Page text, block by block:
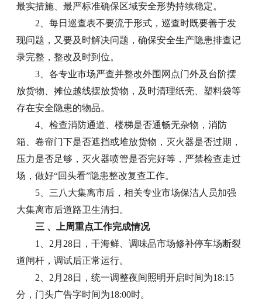
最实措施、最严标准确保区域安全形势持续稳定。
2、每日巡查表不要流于形式，巡查时既要善于发
现问题，又要及时解决问题，确保安全生产隐患排查记
录完整，整改及时到位。
3、各专业市场严查并整改外围网点门外及台阶摆
放货物、摊位越线摆放货物，及时清理纸壳、塑料袋等
存在安全隐患的物品。
4、检查消防通道、楼梯是否通畅无杂物，消防
箱、卷帘门下是否遮挡或堆放货物，灭火器是否过期，
压力是否足够，灭火器喷管是否完好等，严禁检查走过
场，做好“回头看”隐患整改复查工作。
5、三八大集离市后，相关专业市场保洁人员加强
大集离市后道路卫生清扫。
三 、上周重点工作完成情况
1、2月28日，干海鲜、调味品市场修补停车场断裂
道闸杆，调试后正常运行。
2、2月28日，统一调整夜间照明开启时间为18:15
分，门头广告字时间为18:00时。